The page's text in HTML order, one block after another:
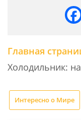
Главная
Холодильник:
Интересно о Мире